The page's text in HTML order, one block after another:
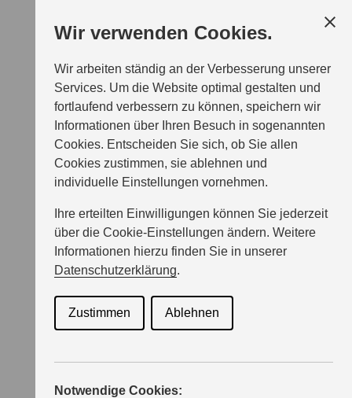
Wir verwenden Cookies.
Wir arbeiten ständig an der Verbesserung unserer
Services. Um die Website optimal gestalten und
fortlaufend verbessern zu können, speichern wir
Informationen über Ihren Besuch in sogenannten
Cookies. Entscheiden Sie sich, ob Sie allen
Cookies zustimmen, sie ablehnen und
individuelle Einstellungen vornehmen.
Ihre erteilten Einwilligungen können Sie jederzeit
über die Cookie-Einstellungen ändern. Weitere
Informationen hierzu finden Sie in unserer
Datenschutzerklärung.
Zustimmen Ablehnen
Notwendige Cookies: